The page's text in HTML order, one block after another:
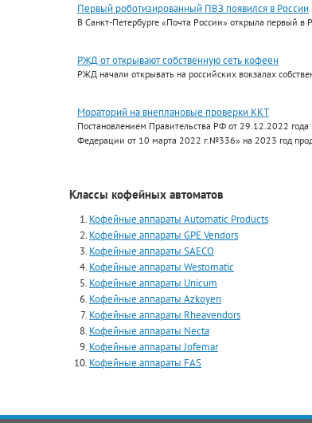
Первый роботизированный ПВЗ появился в России
В Санкт-Петербурге «Почта России» открыла первый
РЖД от открывают собственную сеть кофеен
РЖД начали открывать на российских вокзалах
Мораторий на внеплановые проверки ККТ
Постановлением Правительства РФ от 29.12.2022
Федерации от 10 марта 2022 г.№336» на 2023 год
Классы кофейных автоматов
Кофейные аппараты Automatiс Products
Кофейные аппараты GPE Vendors
Кофейные аппараты SAECO
Кофейные аппараты Westomatic
Кофейные аппараты Unicum
Кофейные аппараты Azkoyen
Кофейные аппараты Rheavendors
Кофейные аппараты Necta
Кофейные аппараты Jofemar
Кофейные аппараты FAS